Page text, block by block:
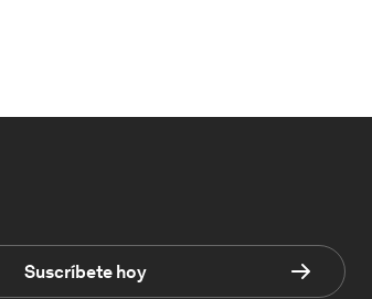
Suscríbete hoy